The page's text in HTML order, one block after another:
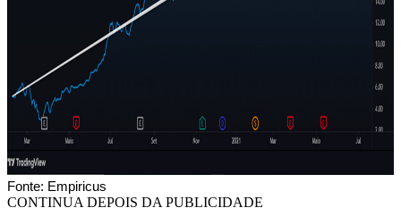
Fonte: Empiricus
CONTINUA DEPOIS DA PUBLICIDADE